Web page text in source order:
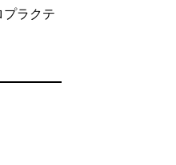
プラクテ